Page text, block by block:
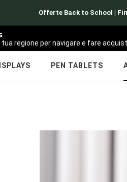
Offerte Back to School |
regione per navigare e fare
PEN TABLETS